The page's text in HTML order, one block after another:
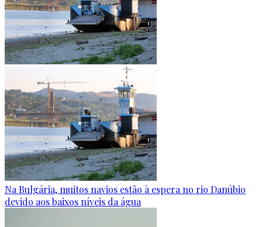
Na Bulgária, muitos navios estão à espera no rio Danúbio
devido aos baixos níveis da água